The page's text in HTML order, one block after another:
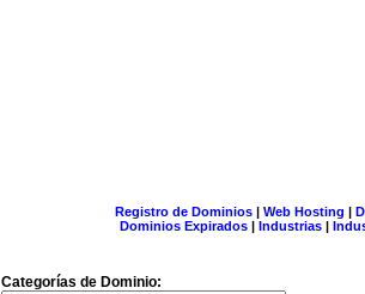
Registro de Dominios| Web Hosting |
Dominios Expirados | Industrias |
Categorías de Dominio: